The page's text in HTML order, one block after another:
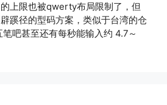
上限也被qwerty布局限制了，但
蹊径的型码方案，类似于台湾的仓
吧甚至还有每秒能输入约 4.7～